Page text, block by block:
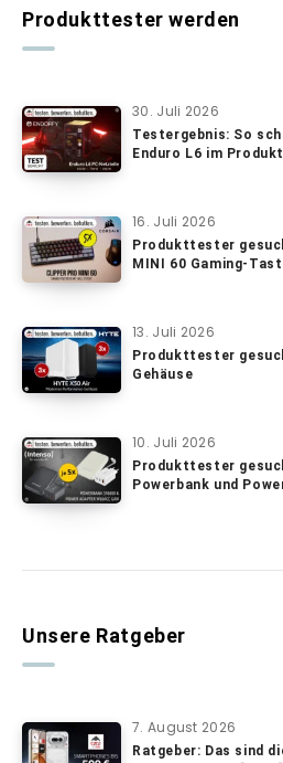
Produkttester werden
30. Juli 2026
Testergebnis: So
Enduro L6 im
16. Juli 2026
Produkttester
MINI 60 Gaming-
13. Juli 2026
Produkttester
Gehäuse
10. Juli 2026
Produkttester
Powerbank und
Unsere Ratgeber
7. August 2026
Ratgeber: Das sind